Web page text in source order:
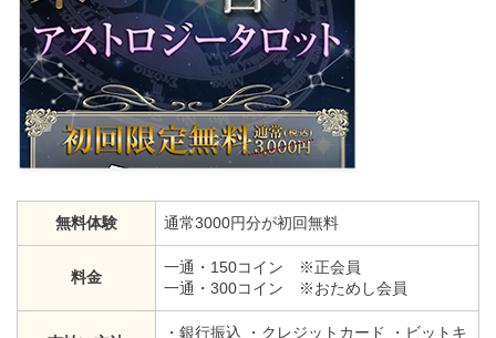
無料体験 通常3000円分が初回無料
料金
一通・150コイン ※正会員
一通・300コイン ※おためし会員
・銀行振込 ・クレジットカード ・ビットキ